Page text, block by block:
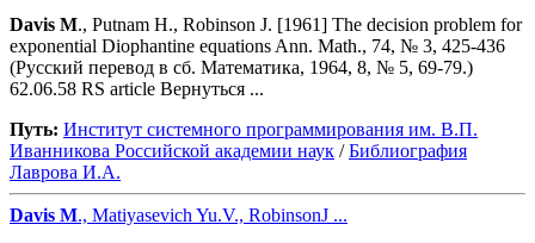
Davis M., Putnam H., Robinson J. [1961] The decision problem for
exponential Diophantine equations Ann. Math., 74, № 3, 425-436
(Русский перевод в сб. Математика, 1964, 8, № 5, 69-79.)
62.06.58 RS article Вернуться ...
Путь: Институт системного программирования им. В.П.
Иванникова Роcсийской академии наук /Библиография
Лаврова И.А.
Davis M., Matiyasevich Yu.V., RobinsonJ ...